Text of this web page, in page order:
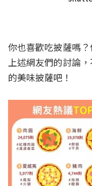
你也喜歡吃披薩嗎
上述網友們的討論
的美味披薩吧！